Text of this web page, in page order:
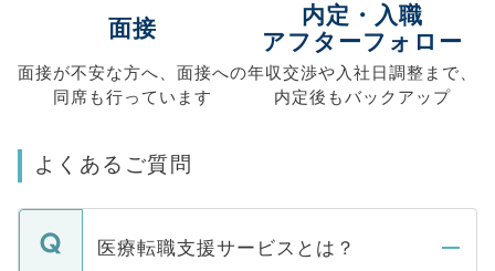
面接
面接が不安な方へ、 面接への
同席も行っています
内定・入職
アフターフォロー
年収交渉や入社日調整まで、
内定後もバックアップ
よくあるご質問
医療転職支援サービスとは？